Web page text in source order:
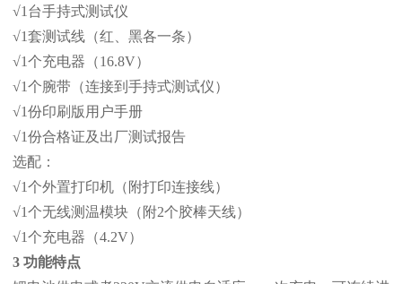
√1台手持式测试仪
√1套测试线（红、黑各一条）
√1个充电器（16.8V）
√1个腕带（连接到手持式测试仪）
√1份印刷版用户手册
√1份合格证及出厂测试报告
选配：
√1个外置打印机（附打印连接线）
√1个无线测温模块（附2个胶棒天线）
√1个充电器（4.2V）
3 功能特点